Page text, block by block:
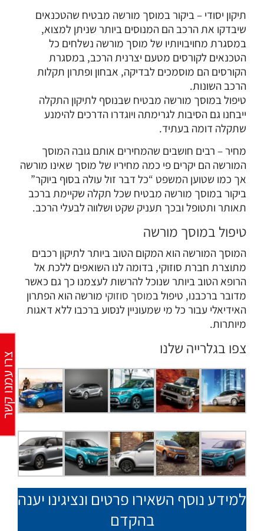
תיקון יסודי – ביקור במוסך מורשה מבטיח שהטכנאים
שיבדקו את הרכב הם המנוסים ביותר שניתן למצוא,
במסגרת מחויבויותיו של מוסך מורשה נשלחים כל
הטכנאים לקורסים מטעם יצרנית הרכב, במסגרת
הקורסים הם מוסמכים לבדיקה, אבחון ופתרון תקלות
הרכב השונות.
טיפול במוסך מורשה מבטיח שבנוסף לתיקון התקלה
ייבחנו גם הסיבות לגרימתה ויוגדרו הדרכים להימנע
שתקלה דומה בעתיד.
מחיר– רבים חושבים שהמחירים אותם גובה המוסך
המורשה הם יקרים פי כמה מחיריו של מוסך שאינו מורשה
אך כמו שטוען המשפט “כל דבר זול עולה בסוף ביוקר”
ביקור במוסך מורשה מבטיח שכל תקלה שקיימת ברכב
תאותר ותטופל ובכך תעניק שקט ושלווה לבעלי הרכב.
טיפול במוסך מורשה
המוסך המורשה הוא המקום הטוב ביותר לתיקון רכבים
מתוצרת חברת סוזוקי, בדומה לנו השואפים ללכת אל
הרופא הטוב ביותר שנוכל להרשות לעצמנו כך גם כאשר
מדובר ברכבנו, טיפול במוסך סוזוקי מורשה הוא הפתרון
האידיאלי עבור כל מי שמעוניין לנסוע ברכבו ללא דאגות
מיותרות.
צפו בגלרייה שלנו
למידע נוסף השאירו פרטים ונציגינו יענה
בהקדם
צרו